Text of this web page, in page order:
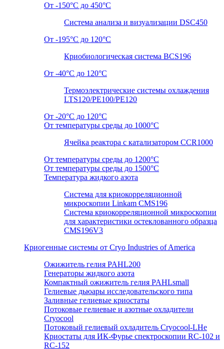
От -150°C до 450°C
Система анализа и визуализации DSC450
От -195°C до 120°C
Криобиологическая система BCS196
От -40°C до 120°C
Термоэлектрические системы охлаждения
LTS120/PE100/PE120
От -20°C до 120°C
От температуры среды до 1000°C
Ячейка реактора с катализатором CCR1000
От температуры среды до 1200°C
От температуры среды до 1500°C
Температура жидкого азота
Система для криокорреляционной
микроскопии Linkam CMS196
Система криокорреляционной микроскопии
для характеристики остеклованного образца
CMS196V3
Криогенные системы от Cryo Industries of America
Ожижитель гелия PAHL200
Генераторы жидкого азота
Компактный ожижитель гелия PAHLsmall
Гелиевые дьюары исследовательского типа
Заливные гелиевые криостаты
Потоковые гелиевые и азотные охладители
Cryocool
Потоковый гелиевый охладитель Cryocool-LHe
Криостаты для ИК-Фурье спектроскопии RC-102 и
RC-152